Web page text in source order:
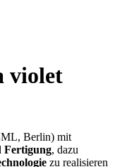
violet
Berlin) mit
Fertigung, dazu
zu realisieren